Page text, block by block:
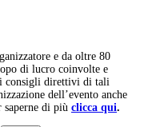
e da oltre 80
di lucro coinvolte e
consigli direttivi di tali
dell’evento anche
saperne di più clicca qui.